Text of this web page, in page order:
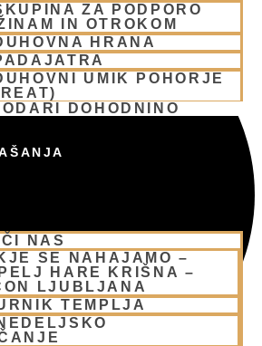
ZA PODPORO
IN OTROKOM
HRANA
UMIK POHORJE
DOHODNINO
NAS
SE NAHAJAMO –
HARE KRIŠNA –
LJUBLJANA
TEMPLJA